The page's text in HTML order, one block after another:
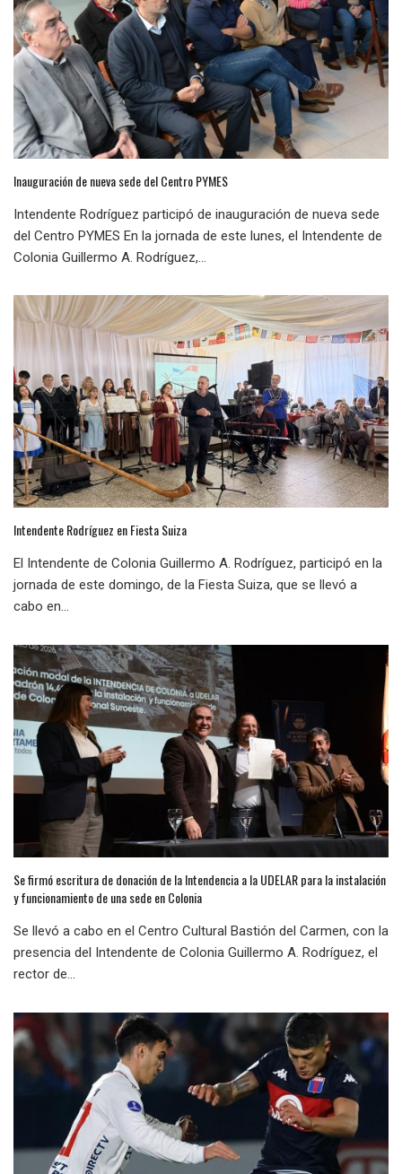
Inauguración de nueva sede del Centro PYMES
Intendente Rodríguez participó de inauguración de nueva sede
del Centro PYMES En la jornada de este lunes, el Intendente de
Colonia Guillermo A. Rodríguez,...
Intendente Rodríguez en Fiesta Suiza
El Intendente de Colonia Guillermo A. Rodríguez, participó en la
jornada de este domingo, de la Fiesta Suiza, que se llevó a
cabo en...
Se firmó escritura de donación de la Intendencia a la UDELAR para la instalación
y funcionamiento de una sede en Colonia
Se llevó a cabo en el Centro Cultural Bastión del Carmen, con la
presencia del Intendente de Colonia Guillermo A. Rodríguez, el
rector de...